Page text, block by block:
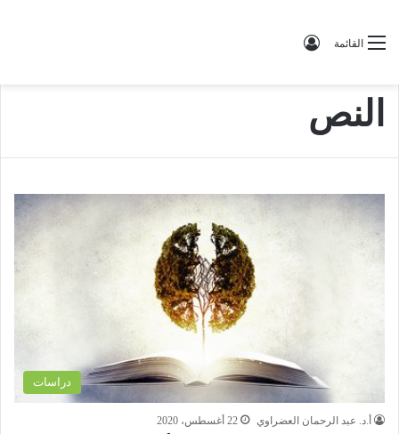
القائمة
النص
دراسات
أ.د. عبد الرحمان العضراوي 22 أغسطس، 2020